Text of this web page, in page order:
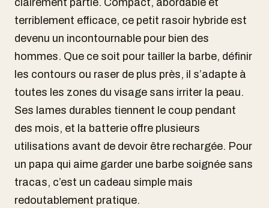
clairement partie. Compact, abordable et
terriblement efficace, ce petit rasoir hybride est
devenu un incontournable pour bien des
hommes. Que ce soit pour tailler la barbe, définir
les contours ou raser de plus près, il s’adapte à
toutes les zones du visage sans irriter la peau.
Ses lames durables tiennent le coup pendant
des mois, et la batterie offre plusieurs
utilisations avant de devoir être rechargée. Pour
un papa qui aime garder une barbe soignée sans
tracas, c’est un cadeau simple mais
redoutablement pratique.